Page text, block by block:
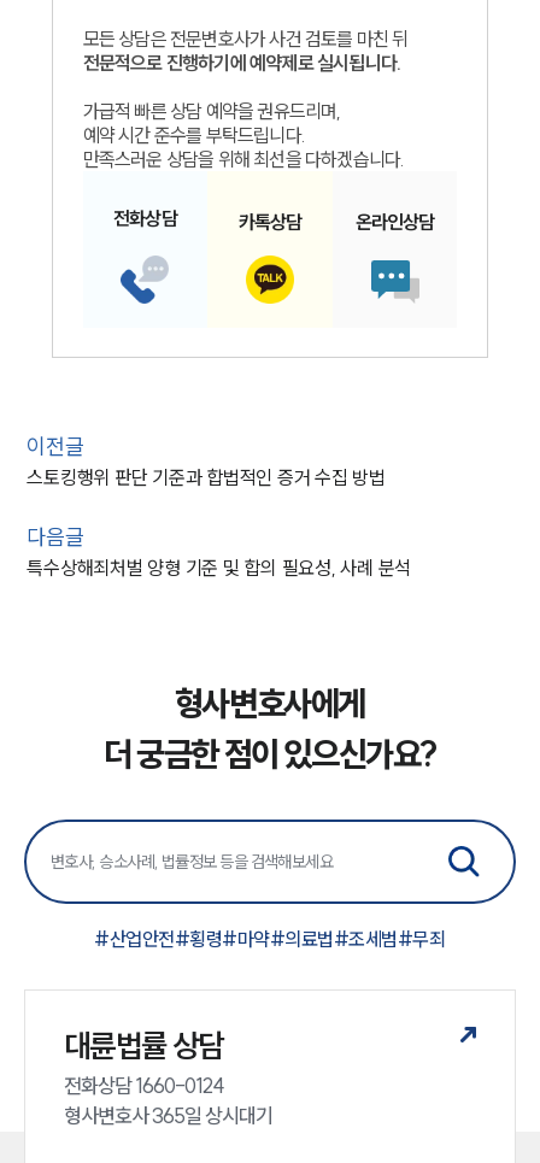
모든 상담은 전문변호사가 사건 검토를 마친 뒤
전문적으로 진행하기에 예약제로 실시됩니다.
가급적 빠른 상담 예약을 권유드리며,
예약 시간 준수를 부탁드립니다.
만족스러운 상담을 위해 최선을 다하겠습니다.
전화상담 카톡상담 온라인상담
이전글
스토킹행위 판단 기준과 합법적인 증거 수집 방법
다음글
특수상해죄처벌 양형 기준 및 합의 필요성, 사례 분석
형사변호사에게
더 궁금한 점이 있으신가요?
#산업안전#횡령#마약#의료법#조세범#무죄
대륜법률 상담
전화상담 1660-0124
형사변호사 365일 상시대기